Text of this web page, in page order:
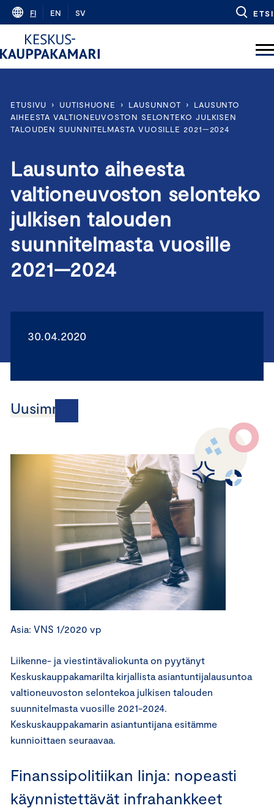
Skip
content
FI EN SV ETSI
ETUSIVU › UUTISHUONE › LAUSUNNOT ›
LAUSUNTO
AIHEESTA VALTIONEUVOSTON SELONTEKO JULKISEN
TALOUDEN SUUNNITELMASTA VUOSILLE 2021—2024
Lausunto aiheesta
valtioneuvoston selonteko
julkisen talouden
suunnitelmasta vuosille
2021—2024
30.04.2020
Uusimmat
Asia: VNS 1/2020 vp
Liikenne- ja viestintävaliokunta on pyytänyt
Keskuskauppakamarilta kirjallista asiantuntijalausuntoa
valtioneuvoston selontekoa julkisen talouden
suunnitelmasta vuosille 2021-2024.
Keskuskauppakamarin asiantuntijana esitämme
kunnioittaen seuraavaa.
Finanssipolitiikan linja: nopeasti
käynnistettävät infrahankkeet